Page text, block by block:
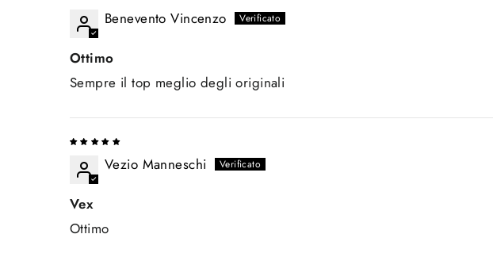
Benevento Vincenzo
Ottimo
Sempre il top meglio degli originali
Vezio Manneschi
Vex
Ottimo